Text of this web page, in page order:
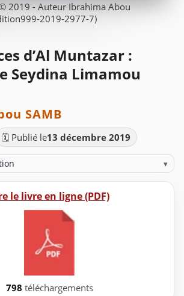
2019 - Auteur Ibrahima Abou
2019-2977-7)
d’Al Muntazar :
Seydina Limamou
SAMB
🗓️ Publié le13 décembre 2019
▾
le livre en ligne (PDF)
798 téléchargements